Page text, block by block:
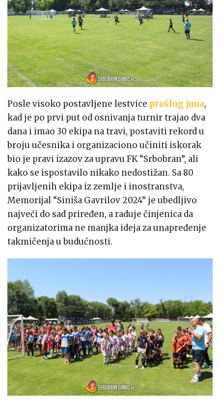
Posle visoko postavljene lestvice prošlog juna,
kad je po prvi put od osnivanja turnir trajao dva
dana i imao 30 ekipa na travi, postaviti rekord u
broju učesnika i organizaciono učiniti iskorak
bio je pravi izazov za upravu FK “Srbobran”, ali
kako se ispostavilo nikako nedostižan. Sa 80
prijavljenih ekipa iz zemlje i inostranstva,
Memorijal “Siniša Gavrilov 2024” je ubedljivo
najveći do sad priređen, a raduje činjenica da
organizatorima ne manjka ideja za unapređenje
takmičenja u budućnosti.